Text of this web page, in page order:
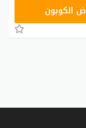
الكوبون